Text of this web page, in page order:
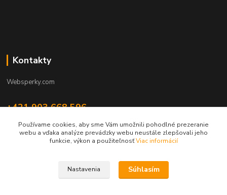
Kontakty
Websperky.com
+421 903 668 596
info@websperky.com
Používame cookies, aby sme Vám umožnili pohodlné prezeranie
webu a vďaka analýze prevádzky webu neustále zlepšovali jeho
funkcie, výkon a použiteľnosťViac informácií
Nastavenia Súhlasím